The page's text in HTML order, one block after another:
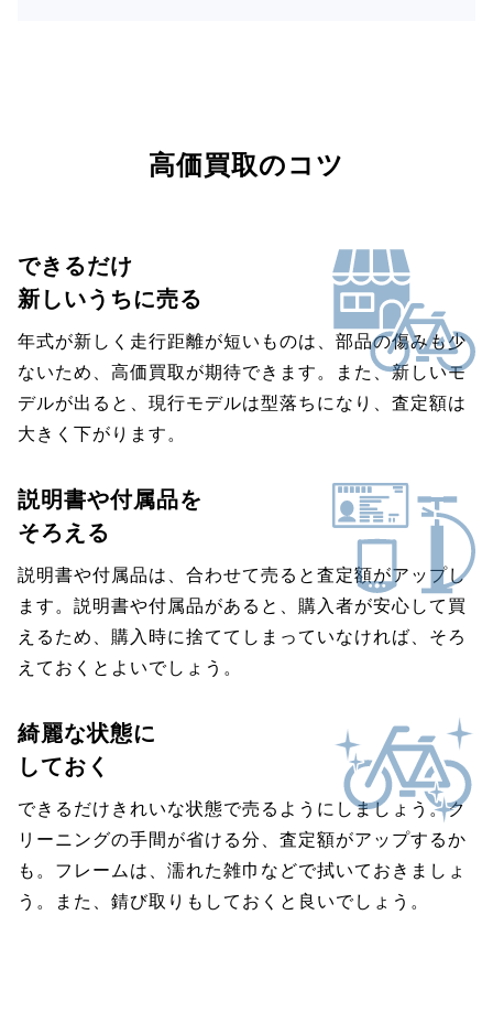
高価買取のコツ
できるだけ
新しいうちに売る
年式が新しく走行距離が短いものは、部品の傷みも少
ないため、高価買取が期待できます。また、新しいモ
デルが出ると、現行モデルは型落ちになり、査定額は
大きく下がります。
説明書や付属品を
そろえる
説明書や付属品は、合わせて売ると査定額がアップし
ます。説明書や付属品があると、購入者が安心して買
えるため、購入時に捨ててしまっていなければ、そろ
えておくとよいでしょう。
綺麗な状態に
しておく
できるだけきれいな状態で売るようにしましょう。ク
リーニングの手間が省ける分、査定額がアップするか
も。フレームは、濡れた雑巾などで拭いておきましょ
う。また、錆び取りもしておくと良いでしょう。